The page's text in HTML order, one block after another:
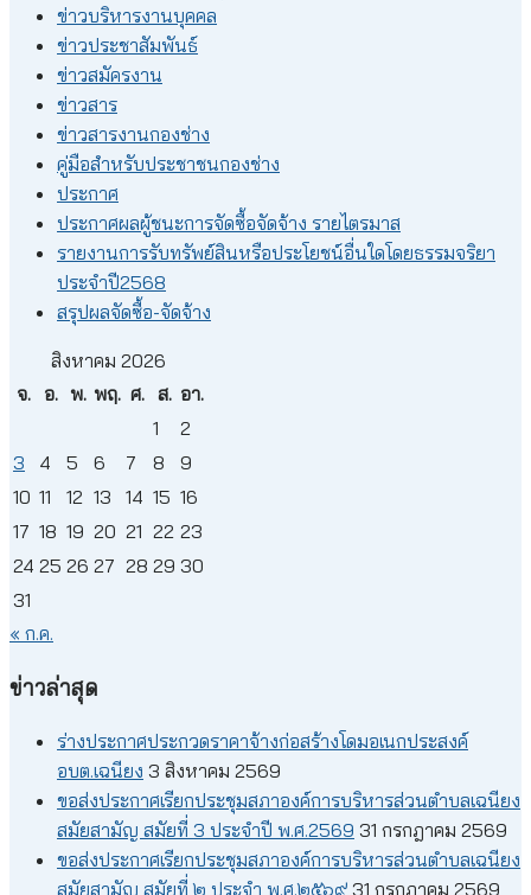
ข่าวบริหารงานบุคคล
ข่าวประชาสัมพันธ์
ข่าวสมัครงาน
ข่าวสาร
ข่าวสารงานกองช่าง
คู่มือสำหรับประชาชนกองช่าง
ประกาศ
ประกาศผลผู้ชนะการจัดซื้อจัดจ้าง รายไตรมาส
รายงานการรับทรัพย์สินหรือประโยชน์อื่นใดโดยธรรมจริยา
ประจำปี2568
สรุปผลจัดซื้อ-จัดจ้าง
สิงหาคม 2026
จ. อ. พ. พฤ. ศ. ส. อา.
1
2
3
4 5 6 7 8
9
10 11 12 13 14 15 16
17 18 19 20 21 22 23
24 25 26 27 28 29 30
31
« ก.ค.
ข่าวล่าสุด
ร่างประกาศประกวดราคาจ้างก่อสร้างโดมอเนกประสงค์
อบต.เฉนียง 3 สิงหาคม 2569
ขอส่งประกาศเรียกประชุมสภาองค์การบริหารส่วนตำบลเฉนียง
สมัยสามัญ สมัยที่ 3 ประจำปี พ.ศ.2569 31 กรกฎาคม 2569
ขอส่งประกาศเรียกประชุมสภาองค์การบริหารส่วนตำบลเฉนียง
สมัยสามัญ สมัยที่ ๒ ประจำ พ.ศ.๒๕๖๙ 31 กรกฎาคม 2569